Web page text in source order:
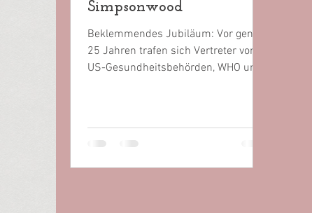
Simpsonwood
Beklemmendes Jubiläum: Vor genau
25 Jahren trafen sich Vertreter von
US-Gesundheitsbehörden, WHO und